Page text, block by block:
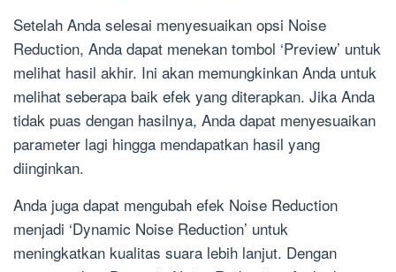
Setelah Anda selesai menyesuaikan opsi Noise
Reduction, Anda dapat menekan tombol ‘Preview’ untuk
melihat hasil akhir. Ini akan memungkinkan Anda untuk
melihat seberapa baik efek yang diterapkan. Jika Anda
tidak puas dengan hasilnya, Anda dapat menyesuaikan
parameter lagi hingga mendapatkan hasil yang
diinginkan.
Anda juga dapat mengubah efek Noise Reduction
menjadi ‘Dynamic Noise Reduction’ untuk
meningkatkan kualitas suara lebih lanjut. Dengan